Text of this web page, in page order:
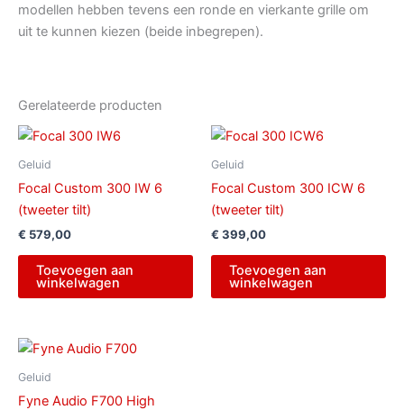
modellen hebben tevens een ronde en vierkante grille om
uit te kunnen kiezen (beide inbegrepen).
Gerelateerde producten
Geluid
Focal Custom 300 IW 6
(tweeter tilt)
€ 579,00
Toevoegen aan
winkelwagen
Geluid
Focal Custom 300 ICW 6
(tweeter tilt)
€ 399,00
Toevoegen aan
winkelwagen
Geluid
Fyne Audio F700 High